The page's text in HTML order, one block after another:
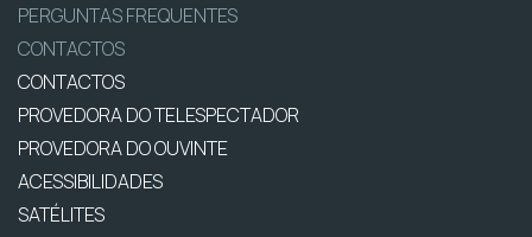
PERGUNTAS FREQUENTES
CONTACTOS
CONTACTOS
PROVEDORA DO TELESPECTADOR
PROVEDORA DO OUVINTE
ACESSIBILIDADES
SATÉLITES